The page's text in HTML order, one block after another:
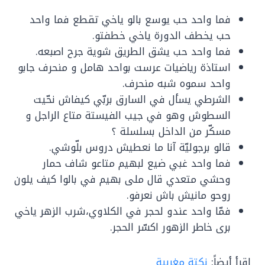
فما واحد حب يوسع بالو ياخي تقطع فما واحد
حب يخطف الدورة ياخي خطفتو.
فما واحد حب يشق الطريق شوية جرح اصبعه.
استاذة رياضيات عرست بواحد هامل و منحرف جابو
واحد سموه شبه منحرف.
الشرطي يسأل في السارق بربّي كيفاش نحّيت
السطوش وهو في جيب الفيستة متاع الراجل و
مسكّر من الداخل بسلسلة ؟
قالو برجوليّة آنا ما نعطيش دروس بلّوشي.
فما واحد غبي ضيع لبهيم متاعو شاف حمار
وحشي متعدي قال ملى بهيم في بالوا كيف يلون
روحو مانيش باش نعرفو.
فمّا واحد عندو لحجر في الكلاوي،شرب الزهر ياخي
برى خاطر الزهور اكسّر الحجر.